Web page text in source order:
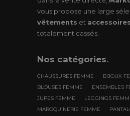
vous propose une large
vêtements et accessoires
totalement cassés.
Nos catégories.
CHAUSSURES FEMME
BIJOUX
BLOUSES FEMME
ENSEMBLES
JUPES FEMME
LEGGINGS
MAROQUINERIE FEMME